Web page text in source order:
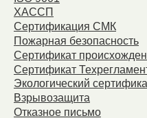
ХАССП
Сертификация СМК
Пожарная безопасность
Сертификат
Сертификат
Экологический
Взрывозащита
Отказное письмо